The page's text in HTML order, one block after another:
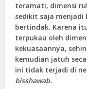
teramati, dimensi
sedikit saja
bertindak. Karena
terpukau oleh
kekuasaannya,
kemudian jatuh
ini tidak terjadi di
bisshawab.